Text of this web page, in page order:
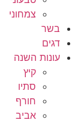
צמחוני
בשר
דגים
עונות השנה
קיץ
סתיו
חורף
אביב